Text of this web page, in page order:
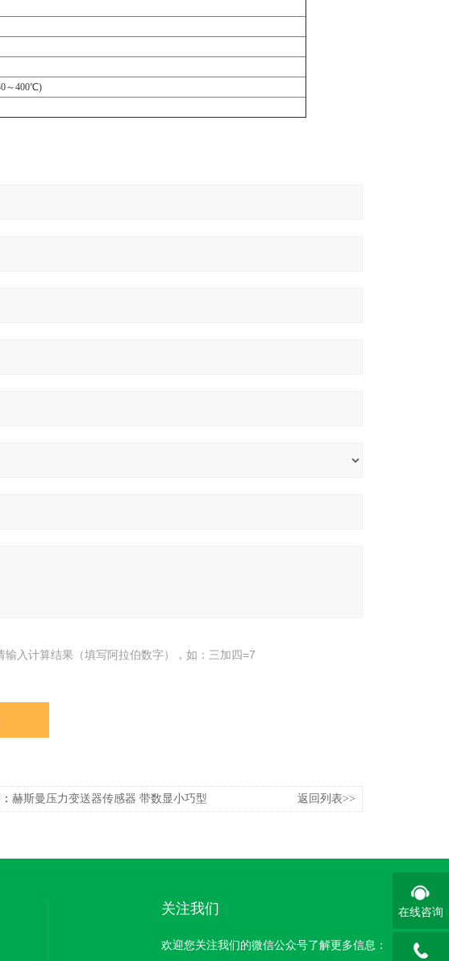
～400℃)
输入计算结果（填写阿拉伯数字），如：三加四=7
赫斯曼压力变送器传感器 带数显小巧型 返回列表>>
关注我们
欢迎您关注我们的微信公众号了解更多信息：
在线咨询